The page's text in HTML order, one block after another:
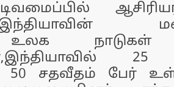
நாடுகள்
25
சதவீதம் பேர்